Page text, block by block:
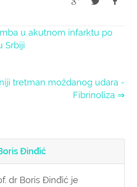
u akutnom infarktu po
Srbiji
tretman moždanog udara -
Fibrinoliza ⇒
Đinđić
dr Boris Đinđić je